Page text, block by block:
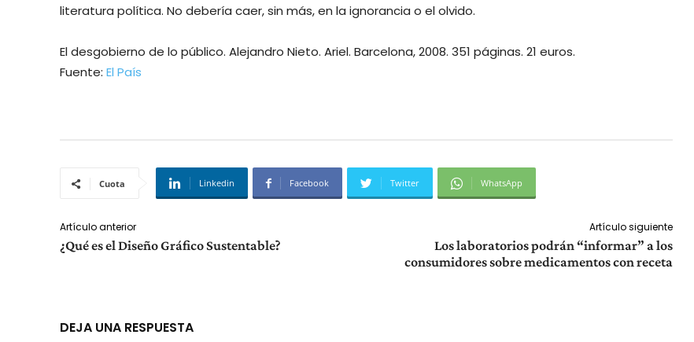
literatura política. No debería caer, sin más, en la ignorancia o el olvido.
El desgobierno de lo público. Alejandro Nieto. Ariel. Barcelona, 2008. 351 páginas. 21 euros.
Fuente: El País
Cuota Linkedin Facebook Twitter WhatsApp
Artículo anterior
¿Qué es el Diseño Gráfico Sustentable?
Artículo siguiente
Los laboratorios podrán “informar” a los
consumidores sobre medicamentos con receta
DEJA UNA RESPUESTA